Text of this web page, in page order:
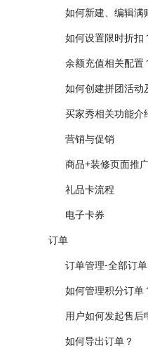
如何新建、编辑满
如何设置限时折扣
余额充值相关配置
买家秀相关功能介
营销与促销
商品+装修页面推
礼品卡流程
电子卡券
订单
订单管理-全部订单
如何管理积分订单
如何导出订单？